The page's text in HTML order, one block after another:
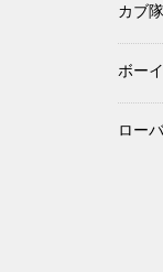
カブ
ボー
ロー